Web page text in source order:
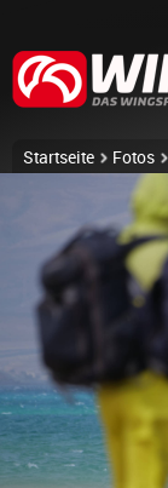
Startseite Fotos